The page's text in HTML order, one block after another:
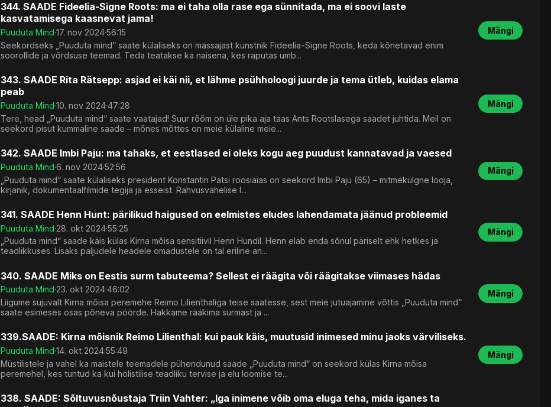
344. SAADE Fideelia-Signe Roots: ma ei taha olla rase ega sünnitada, ma ei soovi laste
kasvatamisega kaasnevat jama!
Puuduta Mind·17. nov 2024·56:15
Seekordseks „Puuduta mind“ saate külaliseks on mässajast kunstnik Fideelia-Signe Roots, keda kõnetavad enim
soorollide ja võrdsuse teemad. Teda teatakse ka naisena, kes raputas umb...
Mängi
343. SAADE Rita Rätsepp: asjad ei käi nii, et lähme psühholoogi juurde ja tema ütleb, kuidas elama
peab
Puuduta Mind·10. nov 2024·47:28
Tere, head „Puuduta mind“ saate vaatajad! Suur rõõm on üle pika aja taas Ants Rootslasega saadet juhtida. Meil on
seekord pisut kummaline saade – mõnes mõttes on meie külaline meie...
Mängi
342. SAADE Imbi Paju: ma tahaks, et eestlased ei oleks kogu aeg puudust kannatavad ja vaesed
Puuduta Mind·6. nov 2024·52:56
„Puuduta mind“ saate külaliseks president Konstantin Pätsi roosiaias on seekord Imbi Paju (65) – mitmekülgne looja,
kirjanik, dokumentaalfilmide tegija ja esseist. Rahvusvahelise l...
Mängi
341. SAADE Henn Hunt: pärilikud haigused on eelmistes eludes lahendamata jäänud probleemid
Puuduta Mind·28. okt 2024·55:25
„Puuduta mind“ saade käis külas Kirna mõisa sensitiivil Henn Hundil. Henn elab enda sõnul päriselt ehk hetkes ja
teadlikkuses. Lisaks paljudele headele omadustele on tal eriline an...
Mängi
340. SAADE Miks on Eestis surm tabuteema? Sellest ei räägita või räägitakse viimases hädas
Puuduta Mind·23. okt 2024·46:02
Liigume sujuvalt Kirna mõisa peremehe Reimo Lilienthaliga teise saatesse, sest meie jutuajamine võttis „Puuduta mind“
saate esimeses osas põneva pöörde. Hakkame rääkima surmast ja ...
Mängi
339.SAADE: Kirna mõisnik Reimo Lilienthal: kui pauk käis, muutusid inimesed minu jaoks värviliseks.
Puuduta Mind·14. okt 2024·55:49
Müstilistele ja vahel ka maistele teemadele pühendunud saade „Puuduta mind“ on seekord külas Kirna mõisa
peremehel, kes tuntud ka kui holistilise teadliku tervise ja elu loomise te...
Mängi
338. SAADE: Sõltuvusnõustaja Triin Vahter: „Iga inimene võib oma eluga teha, mida iganes ta